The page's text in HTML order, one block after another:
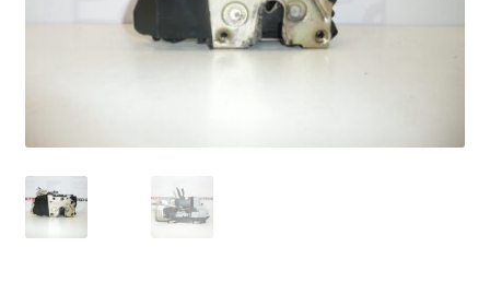
Procedimiento de Reclamación
Queja